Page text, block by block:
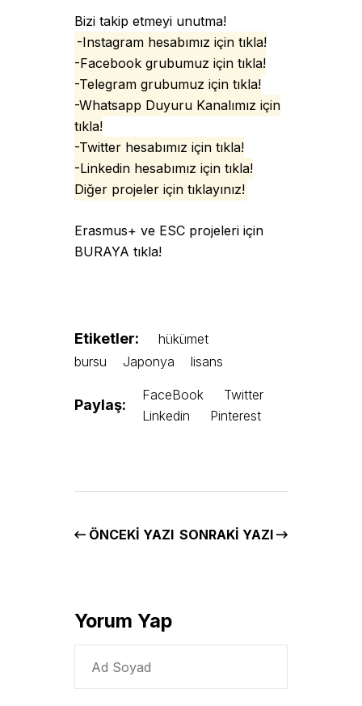
Bizi takip etmeyi unutma!
-Instagram hesabımız için tıkla!
-Facebook grubumuz için tıkla!
-Telegram grubumuz için tıkla!
-Whatsapp Duyuru Kanalımız için
tıkla!
-Twitter hesabımız için tıkla!
-Linkedin hesabımız için tıkla!
Diğer projeler için tıklayınız!
Erasmus+ ve ESC projeleri için
BURAYA tıkla!
Etiketler:
hükümet
bursu
Japonya lisans
Paylaş:
FaceBook
Twitter
Linkedin
Pinterest
ÖNCEKI YAZI SONRAKI YAZI
Yorum Yap